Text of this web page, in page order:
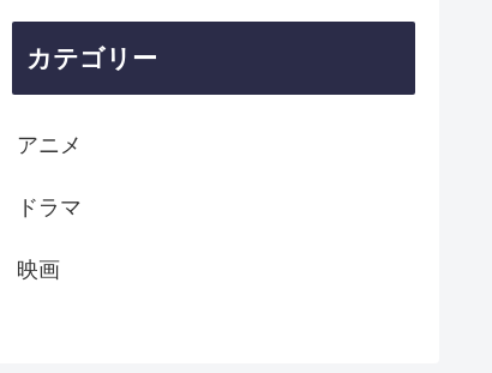
カテゴリー
アニメ
ドラマ
映画